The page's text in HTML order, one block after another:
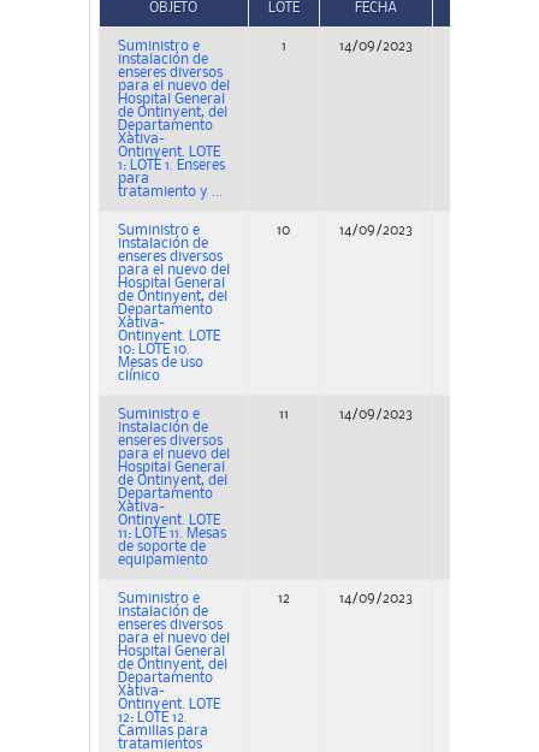
OBJETO LOTE FECHA
Suministro e
instalación de
enseres diversos
para el nuevo del
Hospital General
de Ontinyent, del
Departamento
Xàtiva-
Ontinyent. LOTE
1: LOTE 1. Enseres
para
tratamiento y ...
1 14/09/2023
Suministro e
instalación de
enseres diversos
para el nuevo del
Hospital General
de Ontinyent, del
Departamento
Xàtiva-
Ontinyent. LOTE
10: LOTE 10.
Mesas de uso
clínico
10 14/09/2023
Suministro e
instalación de
enseres diversos
para el nuevo del
Hospital General
de Ontinyent, del
Departamento
Xàtiva-
Ontinyent. LOTE
11: LOTE 11. Mesas
de soporte de
equipamiento
11 14/09/2023
Suministro e
instalación de
enseres diversos
para el nuevo del
Hospital General
de Ontinyent, del
Departamento
Xàtiva-
Ontinyent. LOTE
12: LOTE 12.
Camillas para
tratamientos
12 14/09/2023